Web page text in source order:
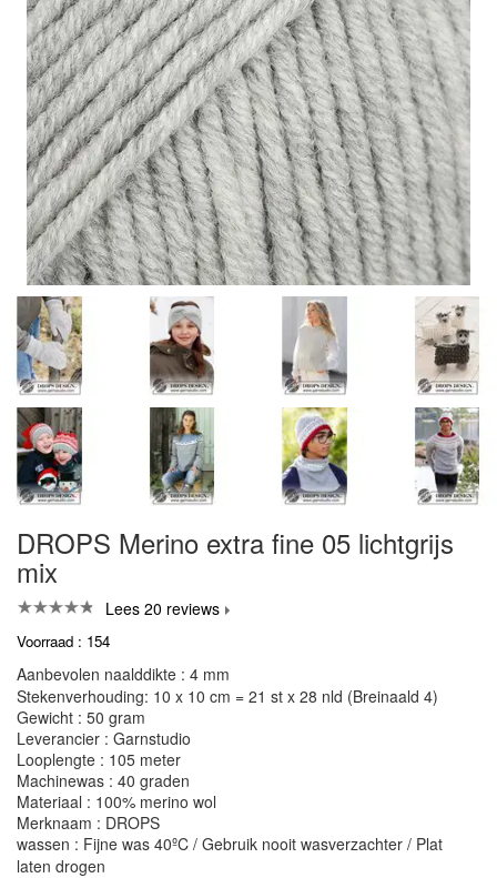
DROPS Merino extra fine 05 lichtgrijs
mix
Lees 20 reviews
Voorraad : 154
Aanbevolen naalddikte : 4 mm
Stekenverhouding: 10 x 10 cm = 21 st x 28 nld (Breinaald 4)
Gewicht : 50 gram
Leverancier : Garnstudio
Looplengte : 105 meter
Machinewas : 40 graden
Materiaal : 100% merino wol
Merknaam : DROPS
wassen : Fijne was 40ºC / Gebruik nooit wasverzachter / Plat
laten drogen